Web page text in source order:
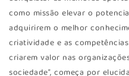
como missão elevar o
adquirirem o melhor
criatividade e as
criarem valor nas
sociedade”, começa por